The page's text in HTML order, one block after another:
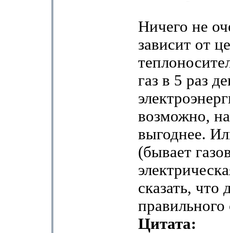
Ничего не
зависит от
газ в 5 раз
возможно,
выгоднее.
(бывает
сказать, что
Цитата: